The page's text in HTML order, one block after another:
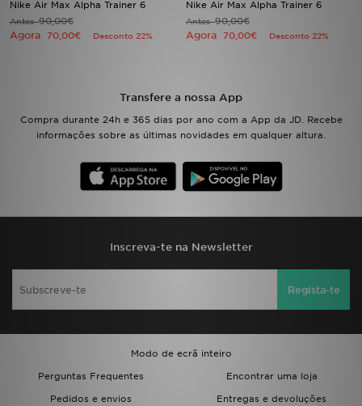
Nike Air Max Alpha Trainer 6
Antes90,00€
Agora 70,00€ Desconto 22%
Nike Air Max Alpha Trainer 6
Antes90,00€
Agora 70,00€ Desconto 22%
Transfere a nossa App
Compra durante 24h e 365 dias por ano com a App da JD. Recebe
informações sobre as últimas novidades em qualquer altura.
Inscreva-te na Newsletter
Regista-te
Modo de ecrã inteiro
Perguntas Frequentes
Encontrar uma loja
Pedidos e envios
Entregas e devoluções
LOCALIZADOR DE LOJAS
FAZ DOWNLOAD DA APP
TRABALHA CONNOSCO
FAQs